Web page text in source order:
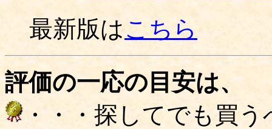
最新版はこちら
評価の一応の目安は、
・・・探してでも買